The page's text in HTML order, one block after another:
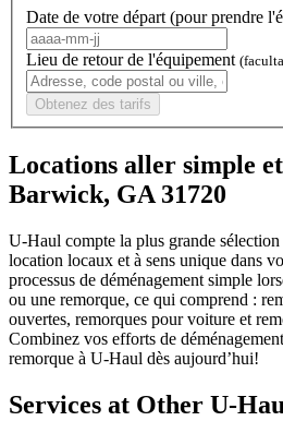
Date de votre départ (pour prendre
Lieu de retour de l'équipement
Obtenez des tarifs
Locations aller simple
Barwick, GA 31720
U-Haul compte la plus grande
location locaux et à sens unique dans
processus de déménagement simple
ou une remorque, ce qui comprend :
ouvertes, remorques pour voiture et
Combinez vos efforts de
remorque à U-Haul dès aujourd’hui!
Services at Other U-